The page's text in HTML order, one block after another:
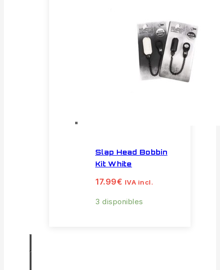
Slap Head Bobbin
Kit White
17.99€ IVA incl.
3 disponibles